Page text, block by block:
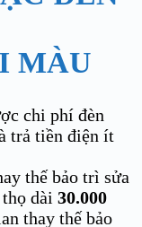
MÀU
chi phí đèn
trả tiền điện ít
thế bảo trì sửa
dài 30.000
thay thế bảo